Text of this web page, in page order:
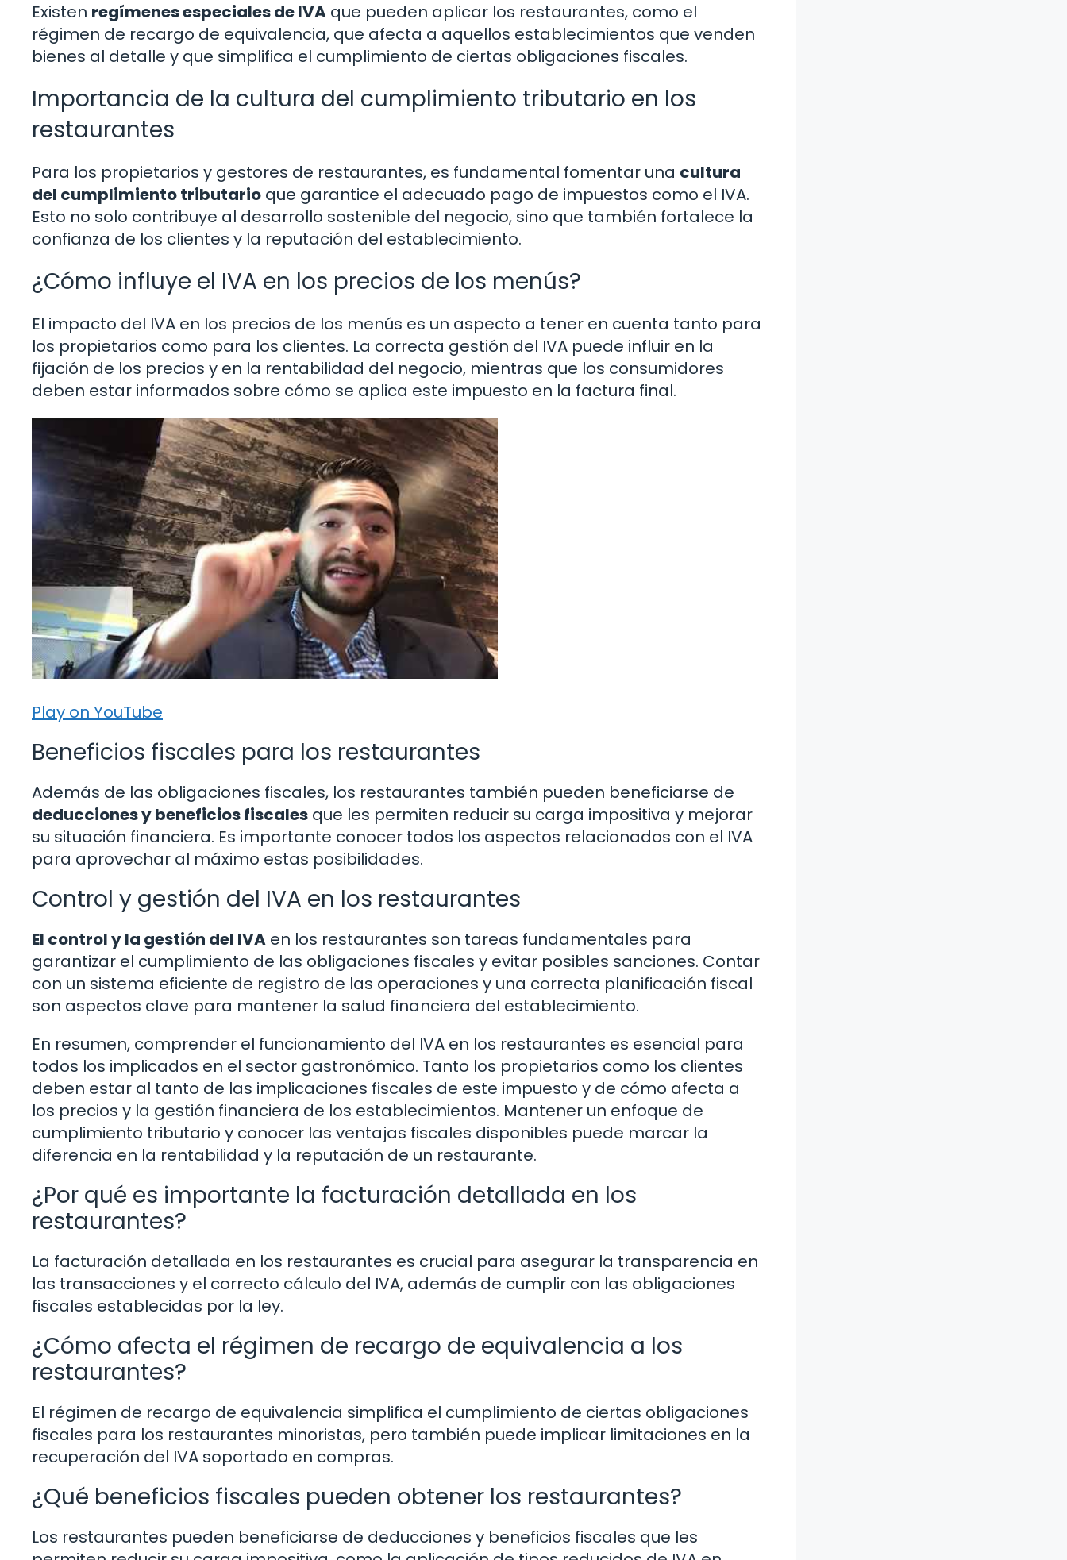
Existen regímenes especiales de IVA que pueden aplicar los restaurantes, como el
régimen de recargo de equivalencia, que afecta a aquellos establecimientos que venden
bienes al detalle y que simplifica el cumplimiento de ciertas obligaciones fiscales.
Importancia de la cultura del cumplimiento tributario en los
restaurantes
Para los propietarios y gestores de restaurantes, es fundamental fomentar una cultura
del cumplimiento tributario que garantice el adecuado pago de impuestos como el IVA.
Esto no solo contribuye al desarrollo sostenible del negocio, sino que también fortalece la
confianza de los clientes y la reputación del establecimiento.
¿Cómo influye el IVA en los precios de los menús?
El impacto del IVA en los precios de los menús es un aspecto a tener en cuenta tanto para
los propietarios como para los clientes. La correcta gestión del IVA puede influir en la
fijación de los precios y en la rentabilidad del negocio, mientras que los consumidores
deben estar informados sobre cómo se aplica este impuesto en la factura final.
Play on YouTube
Beneficios fiscales para los restaurantes
Además de las obligaciones fiscales, los restaurantes también pueden beneficiarse de
deducciones y beneficios fiscales que les permiten reducir su carga impositiva y mejorar
su situación financiera. Es importante conocer todos los aspectos relacionados con el IVA
para aprovechar al máximo estas posibilidades.
Control y gestión del IVA en los restaurantes
El control y la gestión del IVA en los restaurantes son tareas fundamentales para
garantizar el cumplimiento de las obligaciones fiscales y evitar posibles sanciones. Contar
con un sistema eficiente de registro de las operaciones y una correcta planificación fiscal
son aspectos clave para mantener la salud financiera del establecimiento.
En resumen, comprender el funcionamiento del IVA en los restaurantes es esencial para
todos los implicados en el sector gastronómico. Tanto los propietarios como los clientes
deben estar al tanto de las implicaciones fiscales de este impuesto y de cómo afecta a
los precios y la gestión financiera de los establecimientos. Mantener un enfoque de
cumplimiento tributario y conocer las ventajas fiscales disponibles puede marcar la
diferencia en la rentabilidad y la reputación de un restaurante.
¿Por qué es importante la facturación detallada en los
restaurantes?
La facturación detallada en los restaurantes es crucial para asegurar la transparencia en
las transacciones y el correcto cálculo del IVA, además de cumplir con las obligaciones
fiscales establecidas por la ley.
¿Cómo afecta el régimen de recargo de equivalencia a los
restaurantes?
El régimen de recargo de equivalencia simplifica el cumplimiento de ciertas obligaciones
fiscales para los restaurantes minoristas, pero también puede implicar limitaciones en la
recuperación del IVA soportado en compras.
¿Qué beneficios fiscales pueden obtener los restaurantes?
Los restaurantes pueden beneficiarse de deducciones y beneficios fiscales que les